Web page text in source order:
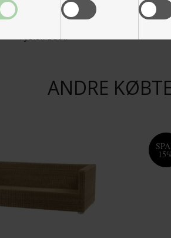
Fysisk butik
ANDRE